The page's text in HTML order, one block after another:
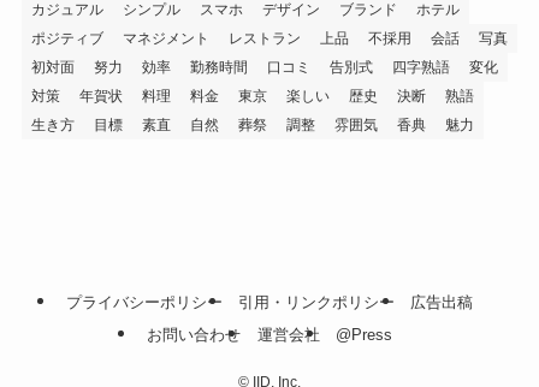
カジュアル
シンプル スマホ デザイン ブランド
ホテル
ポジティブ
マネジメント レストラン 上品 不採用 会話
写真
初対面
努力 効率 勤務時間 口コミ 告別式 四字熟語
変化
対策
年賀状 料理 料金 東京 楽しい 歴史 決断
熟語
生き方
目標 素直 自然 葬祭 調整 雰囲気 香典 魅力
プライバシーポリシー 引用・リンクポリシー
広告出稿
お問い合わせ
運営会社 @Press
© IID, Inc.